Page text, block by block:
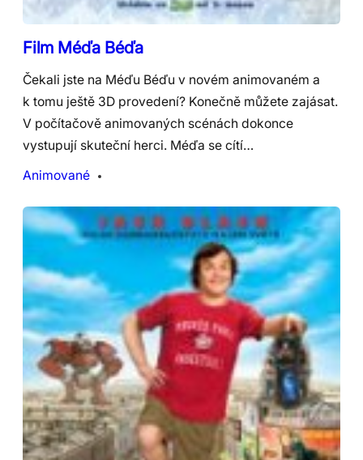
Film Méďa Béďa
Čekali jste na Méďu Béďu v novém animovaném a
k tomu ještě 3D provedení? Konečně můžete zajásat.
V počítačově animovaných scénách dokonce
vystupují skuteční herci. Méďa se cítí…
Animované